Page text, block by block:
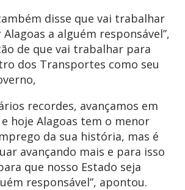
disse que vai trabalhar
a alguém responsável”,
de que vai trabalhar para
dos Transportes como seu
recordes, avançamos em
hoje Alagoas tem o menor
da sua história, mas é
avançando mais e para isso
que nosso Estado seja
responsável”, apontou.